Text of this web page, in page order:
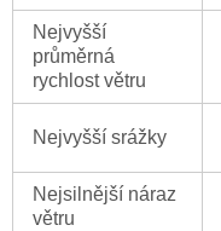
Nejvyšší
průměrná
rychlost větru
Nejvyšší srážky
Nejsilnější náraz
větru